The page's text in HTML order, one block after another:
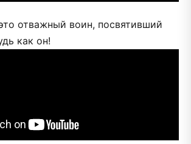
отважный воин, посвятивший
как он!